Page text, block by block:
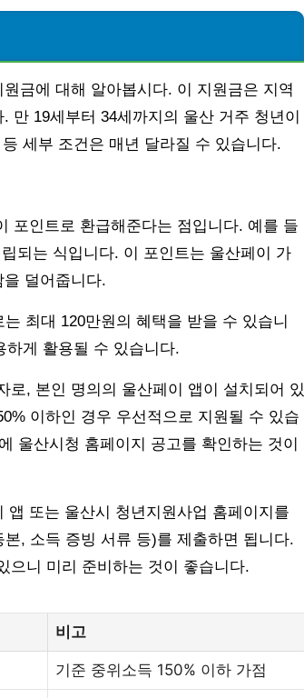
금에 대해 알아봅시다. 이 지원금은 지역
19세부터 34세까지의 울산 거주 청년이
세부 조건은 매년 달라질 수 있습니다.
포인트로 환급해준다는 점입니다. 예를 들
되는 식입니다. 이 포인트는 울산페이 가
덜어줍니다.
최대 120만원의 혜택을 받을 수 있습니
게 활용될 수 있습니다.
로, 본인 명의의 울산페이 앱이 설치되어 있
이하인 경우 우선적으로 지원될 수 있습
울산시청 홈페이지 공고를 확인하는 것이
또는 울산시 청년지원사업 홈페이지를
, 소득 증빙 서류 등)를 제출하면 됩니다.
으니 미리 준비하는 것이 좋습니다.
비고
기준 중위소득 150% 이하 가점